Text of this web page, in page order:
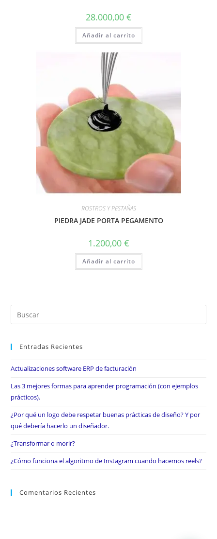
28.000,00 €
Añadir al carrito
ROSTROS Y PESTAÑAS
PIEDRA JADE PORTA PEGAMENTO
1.200,00 €
Añadir al carrito
Entradas Recientes
Actualizaciones software ERP de facturación
Las 3 mejores formas para aprender programación (con ejemplos
prácticos).
¿Por qué un logo debe respetar buenas prácticas de diseño? Y por
qué debería hacerlo un diseñador.
¿Transformar o morir?
¿Cómo funciona el algoritmo de Instagram cuando hacemos reels?
Comentarios Recientes